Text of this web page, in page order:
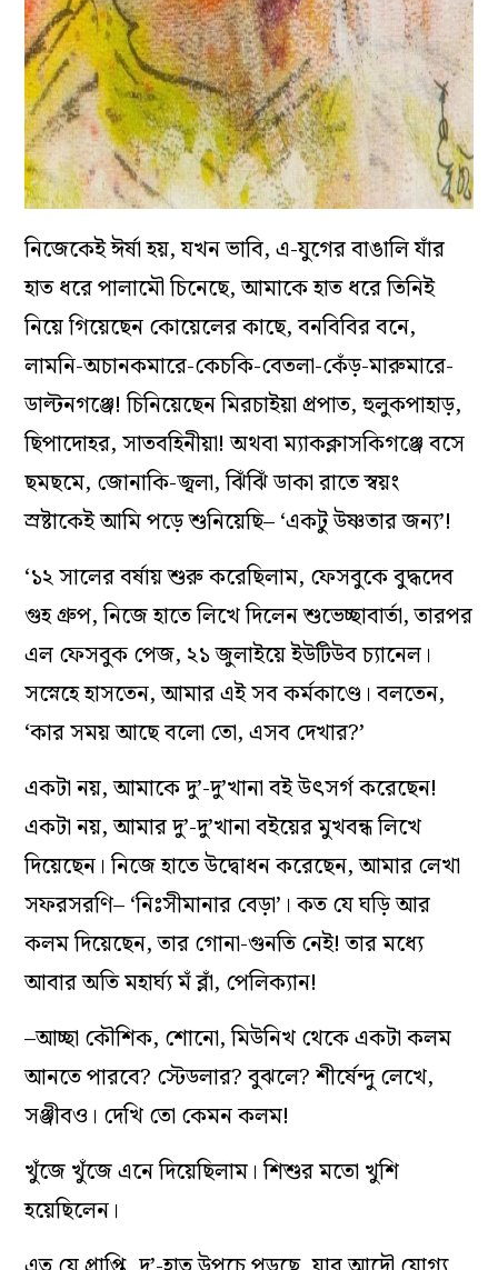
নিজেকেই ঈর্ষা হয়, যখন ভাবি, এ-যুগের বাঙালি যাঁর
হাত ধরে পালামৌ চিনেছে, আমাকে হাত ধরে তিনিই
নিয়ে গিয়েছেন কোয়েলের কাছে, বনবিবির বনে,
লামনি-অচানকমারে-কেচকি-বেতলা-কেঁড়-মারুমারে-
ডাল্টনগঞ্জে! চিনিয়েছেন মিরচাইয়া প্রপাত, হুলুকপাহাড়,
ছিপাদোহর, সাতবহিনীয়া! অথবা ম্যাকক্লাসকিগঞ্জে বসে
ছমছমে, জোনাকি-জ্বলা, ঝিঁঝিঁ ডাকা রাতে স্বয়ং
স্রষ্টাকেই আমি পড়ে শুনিয়েছি– ‘একটু উষ্ণতার জন্য’!
‘১২ সালের বর্ষায় শুরু করেছিলাম, ফেসবুকে বুদ্ধদেব
গুহ গ্ৰুপ, নিজে হাতে লিখে দিলেন শুভেচ্ছাবার্তা, তারপর
এল ফেসবুক পেজ, ২১ জুলাইয়ে ইউটিউব চ্যানেল।
সস্নেহে হাসতেন, আমার এই সব কর্মকাণ্ডে। বলতেন,
‘কার সময় আছে বলো তো, এসব দেখার?’
একটা নয়, আমাকে দু’-দু’খানা বই উৎসর্গ করেছেন!
একটা নয়, আমার দু’-দু’খানা বইয়ের মুখবন্ধ লিখে
দিয়েছেন। নিজে হাতে উদ্বোধন করেছেন, আমার লেখা
সফরসরণি– ‘নিঃসীমানার বেড়া’। কত যে ঘড়ি আর
কলম দিয়েছেন, তার গোনা-গুনতি নেই! তার মধ্যে
আবার অতি মহার্ঘ্য মঁ ব্লাঁ, পেলিক্যান!
–আচ্ছা কৌশিক, শোনো, মিউনিখ থেকে একটা কলম
আনতে পারবে? স্টেডলার? বুঝলে? শীর্ষেন্দু লেখে,
সঞ্জীবও। দেখি তো কেমন কলম!
খুঁজে খুঁজে এনে দিয়েছিলাম। শিশুর মতো খুশি
হয়েছিলেন।